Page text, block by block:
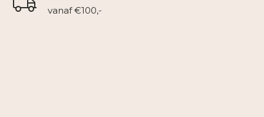
vanaf €100,-